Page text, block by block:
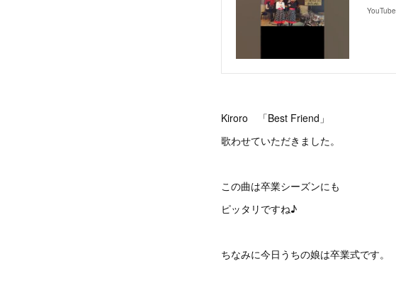
YouTube
Kiroro 「Best Friend」
歌わせていただきました。
この曲は卒業シーズンにも
ピッタリですね♪
ちなみに今日うちの娘は卒業式です。